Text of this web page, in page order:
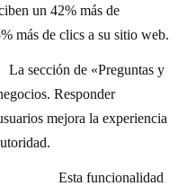
un 42% más de
más de clics a su sitio web.
La sección de «Preguntas y
Responder
mejora la experiencia
Esta funcionalidad